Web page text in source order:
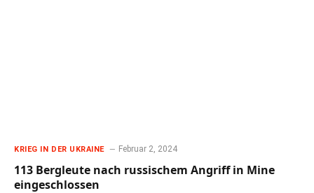
KRIEG IN DER UKRAINE Februar 2, 2024
113 Bergleute nach russischem Angriff in Mine
eingeschlossen